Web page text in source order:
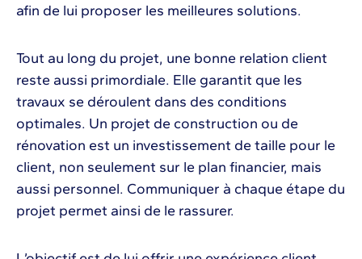
afin de lui proposer les meilleures solutions.
Tout au long du projet, une bonne relation client
reste aussi primordiale. Elle garantit que les
travaux se déroulent dans des conditions
optimales. Un projet de construction ou de
rénovation est un investissement de taille pour le
client, non seulement sur le plan financier, mais
aussi personnel. Communiquer à chaque étape du
projet permet ainsi de le rassurer.